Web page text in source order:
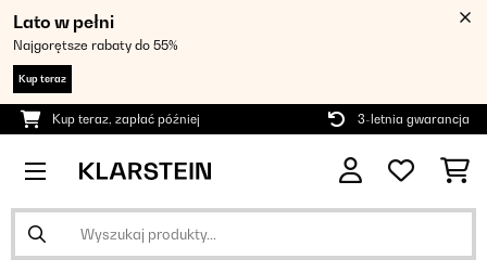
Lato w pełni
Najgorętsze rabaty do 55%
Kup teraz
Kup teraz, zapłać później 3-letnia gwarancja